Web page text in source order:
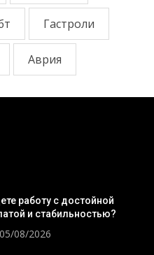
Гастроли
Аврия
работу с достойной
и стабильностью?
05/08/2026